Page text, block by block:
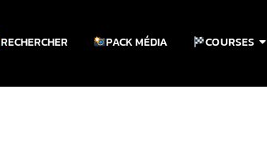
RECHERCHER PACK MÉDIA COURSES